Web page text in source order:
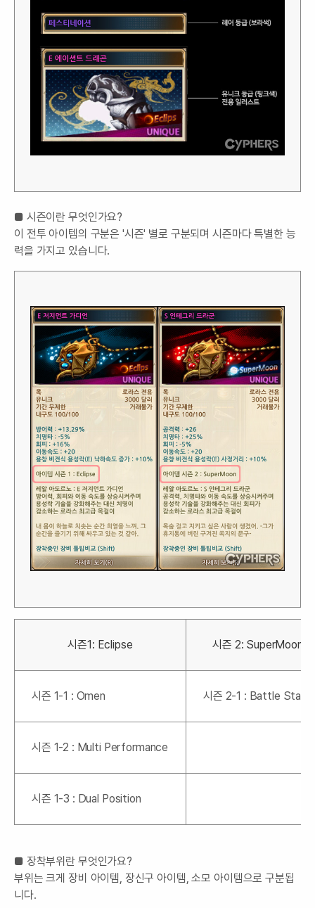
■ 시즌이란 무엇인가요?
이 전투 아이템의 구분은 '시즌' 별로 구분되며 시즌마다 특별한 능
력을 가지고 있습니다.
시즌1: Eclipse 시즌 2: SuperMoon
시즌 1-1 : Omen 시즌 2-1 : Battle State
시즌 1-2 : Multi Performance
시즌 1-3 : Dual Position
■ 장착부위란 무엇인가요?
부위는 크게 장비 아이템, 장신구 아이템, 소모 아이템으로 구분됩
니다.